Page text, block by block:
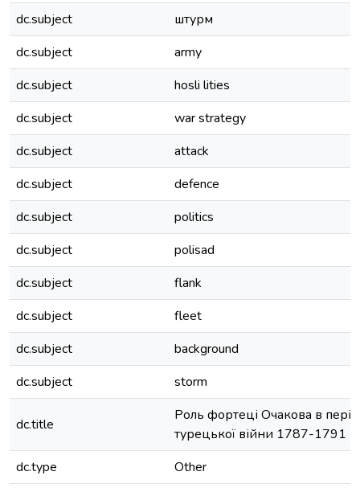
dc.subject
штурм
dc.subject
army
dc.subject
hosli lities
dc.subject
war strategy
dc.subject
attack
dc.subject
defence
dc.subject
politics
dc.subject
polisad
dc.subject
flank
dc.subject
fleet
dc.subject
background
dc.subject
storm
dc.title
Роль фортеці Очакова в
турецької війни 1787-1791
dc.type
Other